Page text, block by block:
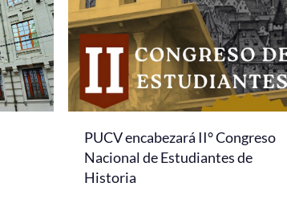
PUCV encabezará II° Congreso
Nacional de Estudiantes de
Historia